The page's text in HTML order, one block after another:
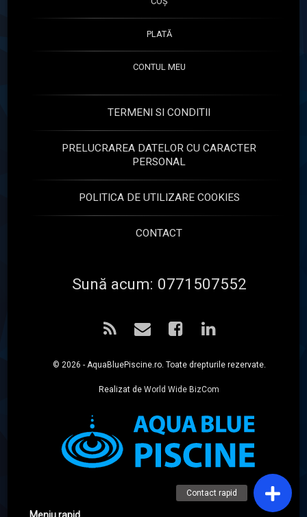
PLATĂ
CONTUL MEU
TERMENI SI CONDITII
PRELUCRAREA DATELOR CU CARACTER
PERSONAL
POLITICA DE UTILIZARE COOKIES
CONTACT
Sună acum: 0771507552
RSS EmailFacebook
LinkedIn
© 2026 - AquaBluePiscine.ro. Toate drepturile rezervate.
Realizat de World Wide BizCom